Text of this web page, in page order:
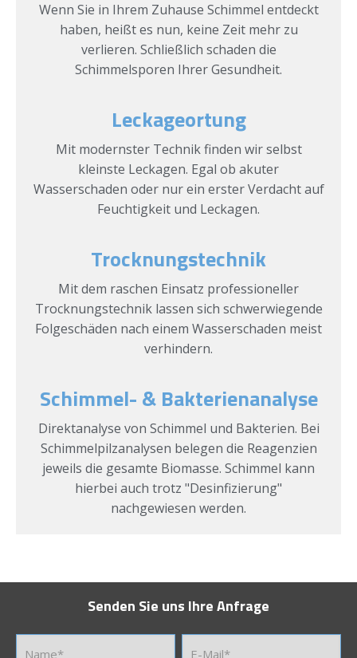
Wenn Sie in Ihrem Zuhause Schimmel entdeckt
haben, heißt es nun, keine Zeit mehr zu
verlieren. Schließlich schaden die
Schimmelsporen Ihrer Gesundheit.
Leckageortung
Mit modernster Technik finden wir selbst
kleinste Leckagen. Egal ob akuter
Wasserschaden oder nur ein erster Verdacht auf
Feuchtigkeit und Leckagen.
Trocknungstechnik
Mit dem raschen Einsatz professioneller
Trocknungstechnik lassen sich schwerwiegende
Folgeschäden nach einem Wasserschaden meist
verhindern.
Schimmel- & Bakterienanalyse
Direktanalyse von Schimmel und Bakterien. Bei
Schimmelpilzanalysen belegen die Reagenzien
jeweils die gesamte Biomasse. Schimmel kann
hierbei auch trotz "Desinfizierung"
nachgewiesen werden.
Senden Sie uns Ihre Anfrage